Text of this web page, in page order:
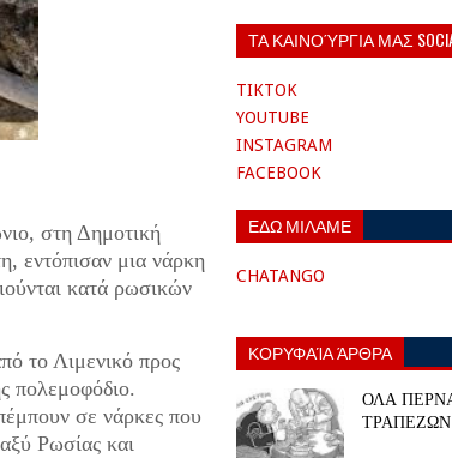
στη Δημοτική
εντόπισαν μια νάρκη
κατά ρωσικών
το Λιμενικό προς
πολεμοφόδιο.
σε νάρκες που
Ρωσίας και
ΤΑ ΚΑΙΝΟΎΡΓΙΑ ΜΑΣ
TIKTOK
YOUTUBE
INSTAGRAM
FACEBOOK
ΕΔΩ ΜΙΛΑΜΕ
CHATANGO
ΚΟΡΥΦΑΊΑ ΆΡΘΡΑ
ΟΛΑ
ΤΡΑΠΕΖΩΝ